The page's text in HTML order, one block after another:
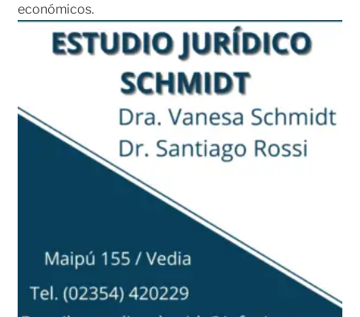
económicos.